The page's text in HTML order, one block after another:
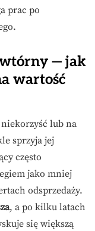
prac po
— jak
wartość
niekorzyść lub na
sprzyja jej
często
jako mniej
odsprzedaży.
, a po kilku latach
się większą